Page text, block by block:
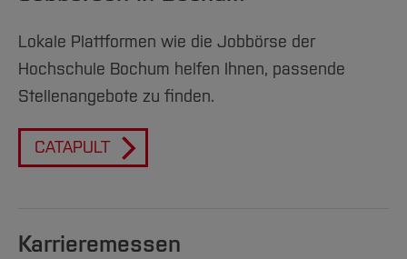
Lokale Plattformen wie die Jobbörse der
Hochschule Bochum helfen Ihnen, passende
Stellenangebote zu finden.
CATAPULT
Karrieremessen